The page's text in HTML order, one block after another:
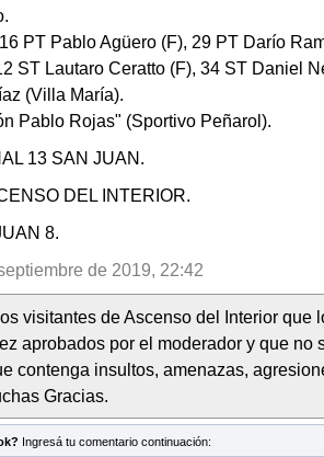
PT Pablo Agüero (F), 29 PT Darío
ST Lautaro Ceratto (F), 34 ST Daniel
(Villa María).
Pablo Rojas" (Sportivo Peñarol).
13 SAN JUAN.
DEL INTERIOR.
8.
de 2019, 22:42
visitantes de Ascenso del Interior que
aprobados por el moderador y que no
contenga insultos, amenazas,
Gracias.
Ingresá tu comentario continuación: